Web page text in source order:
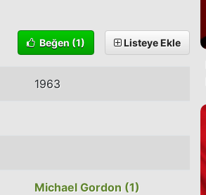
Beğen (1) Listeye Ekle
1963
Michael Gordon (1)